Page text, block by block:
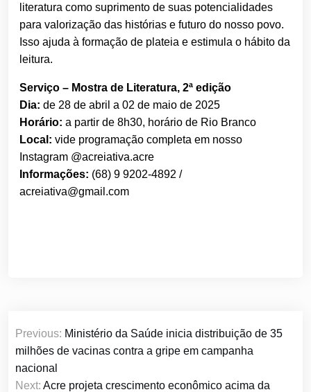
literatura como suprimento de suas potencialidades
para valorização das histórias e futuro do nosso povo.
Isso ajuda à formação de plateia e estimula o hábito da
leitura.
Serviço – Mostra de Literatura, 2ª edição
Dia: de 28 de abril a 02 de maio de 2025
Horário: a partir de 8h30, horário de Rio Branco
Local: vide programação completa em nosso
Instagram @acreiativa.acre
Informações: (68) 9 9202-4892 /
acreiativa@gmail.com
Navegação
de
Post
Previous: Ministério da Saúde inicia distribuição de 35
milhões de vacinas contra a gripe em campanha
nacional
Next: Acre projeta crescimento econômico acima da